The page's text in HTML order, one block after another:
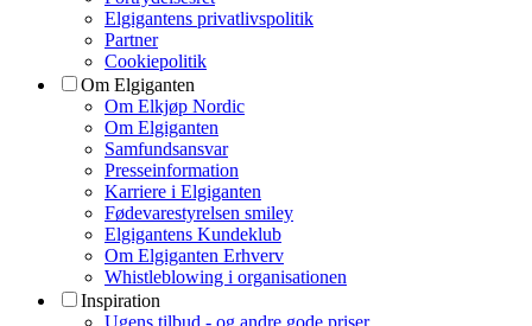
Elgigantens privatlivspolitik
Partner
Cookiepolitik
Om Elgiganten
Om Elkjøp Nordic
Om Elgiganten
Samfundsansvar
Presseinformation
Karriere i Elgiganten
Fødevarestyrelsen smiley
Elgigantens Kundeklub
Om Elgiganten Erhverv
Whistleblowing i organisationen
Inspiration
Ugens tilbud - og andre gode priser